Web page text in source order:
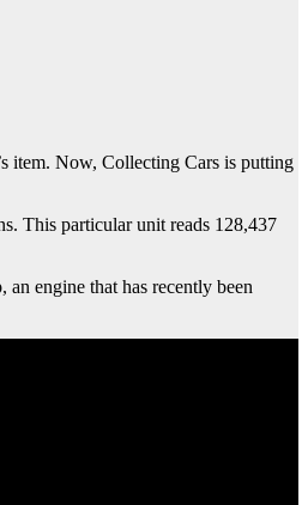
item. Now, Collecting Cars is putting
This particular unit reads 128,437
engine that has recently been